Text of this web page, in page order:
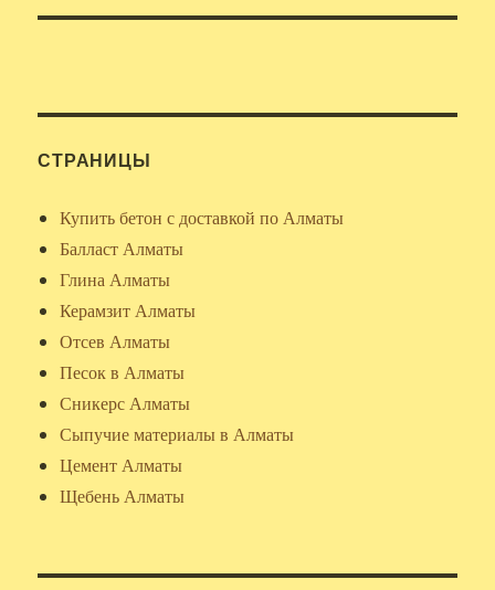
СТРАНИЦЫ
Купить бетон с доставкой по Алматы
Балласт Алматы
Глина Алматы
Керамзит Алматы
Отсев Алматы
Песок в Алматы
Сникерс Алматы
Сыпучие материалы в Алматы
Цемент Алматы
Щебень Алматы